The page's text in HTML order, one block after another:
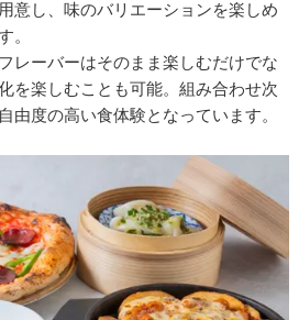
意し、味のバリエーションを楽しめ
。
レーバーはそのまま楽しむだけでな
を楽しむことも可能。組み合わせ次
由度の高い食体験となっています。